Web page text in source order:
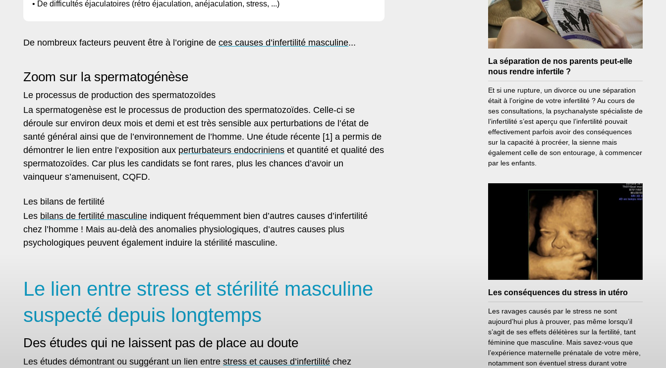
• De difficultés éjaculatoires (rétro éjaculation, anéjaculation, stress, ...)
De nombreux facteurs peuvent être à l’origine de ces causes d’infertilité masculine...
Zoom sur la spermatogénèse
Le processus de production des spermatozoïdes
La spermatogenèse est le processus de production des spermatozoïdes. Celle-ci se
déroule sur environ deux mois et demi et est très sensible aux perturbations de l’état de
santé général ainsi que de l’environnement de l’homme. Une étude récente [1] a permis de
démontrer le lien entre l’exposition aux perturbateurs endocriniens et quantité et qualité des
spermatozoïdes. Car plus les candidats se font rares, plus les chances d’avoir un
vainqueur s’amenuisent, CQFD.
Les bilans de fertilité
Les bilans de fertilité masculine indiquent fréquemment bien d’autres causes d’infertilité
chez l’homme ! Mais au-delà des anomalies physiologiques, d’autres causes plus
psychologiques peuvent également induire la stérilité masculine.
Le lien entre stress et stérilité masculine
suspecté depuis longtemps
Des études qui ne laissent pas de place au doute
Les études démontrant ou suggérant un lien entre stress et causes d’infertilité chez
La séparation de nos parents peut-elle
nous rendre infertile ?
Et si une rupture, un divorce ou une séparation
était à l’origine de votre infertilité ? Au cours de
ses consultations, la psychanalyste spécialiste de
l’infertilité s’est aperçu que l’infertilité pouvait
effectivement parfois avoir des conséquences
sur la capacité à procréer, la sienne mais
également celle de son entourage, à commencer
par les enfants.
Les conséquences du stress in utéro
Les ravages causés par le stress ne sont
aujourd’hui plus à prouver, pas même lorsqu’il
s’agit de ses effets délétères sur la fertilité, tant
féminine que masculine. Mais savez-vous que
l’expérience maternelle prénatale de votre mère,
notamment son éventuel stress durant votre